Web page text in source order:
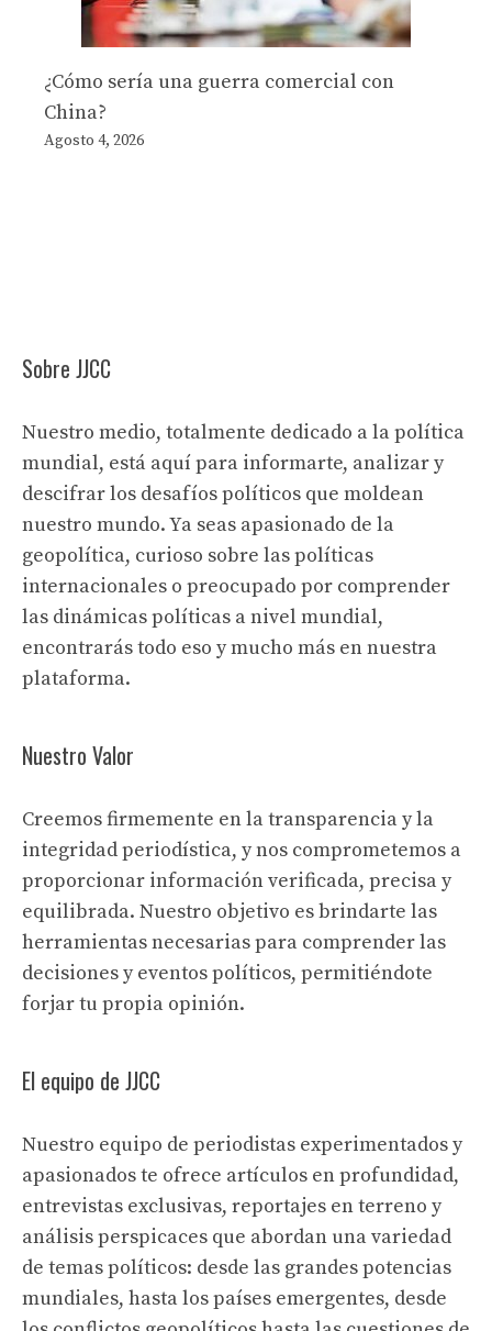
¿Cómo sería una guerra comercial con
China?
Agosto 4, 2026
Sobre JJCC
Nuestro medio, totalmente dedicado a la política
mundial, está aquí para informarte, analizar y
descifrar los desafíos políticos que moldean
nuestro mundo. Ya seas apasionado de la
geopolítica, curioso sobre las políticas
internacionales o preocupado por comprender
las dinámicas políticas a nivel mundial,
encontrarás todo eso y mucho más en nuestra
plataforma.
Nuestro Valor
Creemos firmemente en la transparencia y la
integridad periodística, y nos comprometemos a
proporcionar información verificada, precisa y
equilibrada. Nuestro objetivo es brindarte las
herramientas necesarias para comprender las
decisiones y eventos políticos, permitiéndote
forjar tu propia opinión.
El equipo de JJCC
Nuestro equipo de periodistas experimentados y
apasionados te ofrece artículos en profundidad,
entrevistas exclusivas, reportajes en terreno y
análisis perspicaces que abordan una variedad
de temas políticos: desde las grandes potencias
mundiales, hasta los países emergentes, desde